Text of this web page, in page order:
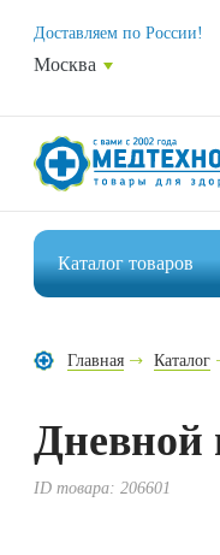
Доставляем по России!
Москва
Каталогтоваров
Средства по
Главная Каталог
Дневной
ID товара:206601